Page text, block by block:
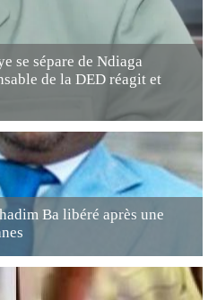
se sépare de Ndiaga
de la DED réagit et
Ba libéré après une